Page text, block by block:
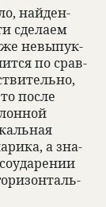
най­ден­
сде­лаем
невыпук­
по срав­
после
а зна­